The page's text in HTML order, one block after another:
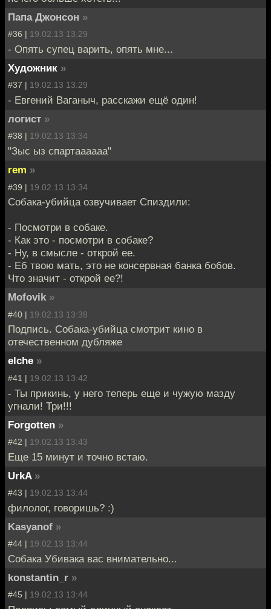
Папа Джонсон »
#36 | 19.02.13 13:29
- Опять супец варить, опять мне...
Художник »
#37 | 19.02.13 13:29
- Евгений Ваганыч, расскажи ещё один!
логист »
#38 | 19.02.13 13:34
"Зыс ыз спартаааааа"
rem »
#39 | 19.02.13 13:34
Собака-убийца озвучивает Спиздили:
- Посмотри в собаке.
- Как это - посмотри в собаке?
- Ну, в смысле - открой ее.
- Еб твою мать, это не консервная банка бобов.
Что значит - открой ее?!
Mofovik »
#40 | 19.02.13 13:38
Подпись. Собака-убийца смотрит кино в
отечественном дубляже
elche »
#41 | 19.02.13 13:42
- Ты прикинь, у него теперь еще и чужую мазду
угнали! Три!!!
Forgotten »
#42 | 19.02.13 13:43
Еще 15 минут и точно встаю.
UrkA »
#43 | 19.02.13 13:44
филолог, говоришь? :)
Kasyanof »
#44 | 19.02.13 13:44
Собака Убивака вас внимательно...
konstantin_r »
#45 | 19.02.13 13:44